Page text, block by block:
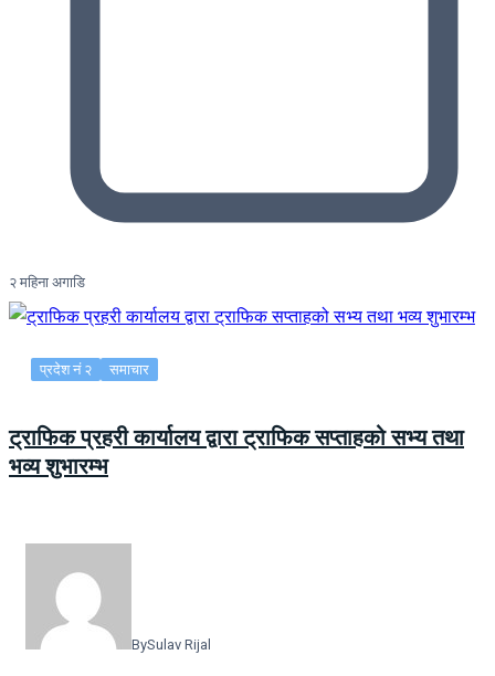
२ महिना अगाडि
प्रदेश नं २ समाचार
ट्राफिक प्रहरी कार्यालय द्वारा ट्राफिक सप्ताहको सभ्य तथा
भव्य शुभारम्भ
BySulav Rijal